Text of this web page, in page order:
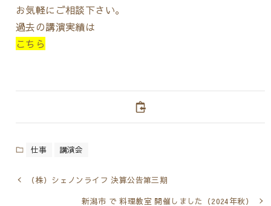
お気軽にご相談下さい。
過去の講演実績は
こちら
仕事 講演会
（株）シェノンライフ 決算公告第三期
新潟市 で 料理教室 開催しました（2024年秋）